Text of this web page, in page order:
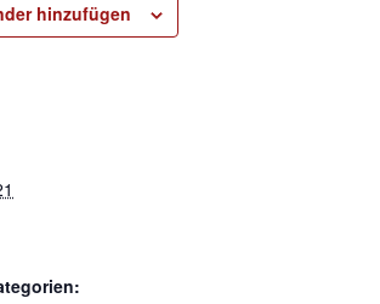
hinzufügen